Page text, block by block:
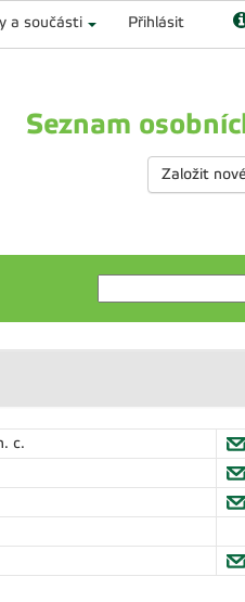
a součásti Přihlásit
Seznam
Založit
c.